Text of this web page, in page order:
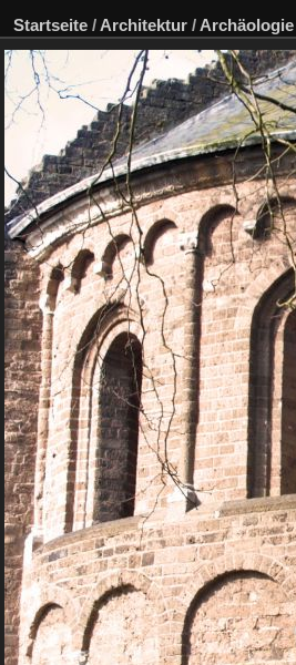
Startseite / Architektur / Archäologie